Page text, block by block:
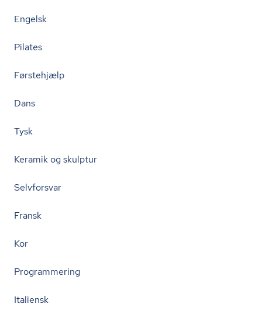
Engelsk
Pilates
Førstehjælp
Dans
Tysk
Keramik og skulptur
Selvforsvar
Fransk
Kor
Programmering
Italiensk